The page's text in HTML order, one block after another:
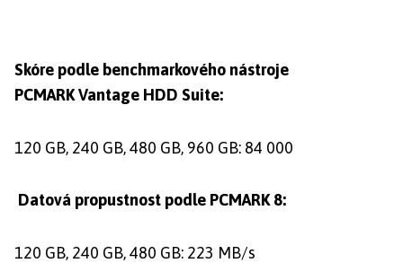
Skóre podle benchmarkového nástroje
PCMARK Vantage HDD Suite:
120 GB, 240 GB, 480 GB, 960 GB: 84 000
Datová propustnost podle PCMARK 8:
120 GB, 240 GB, 480 GB: 223 MB/s